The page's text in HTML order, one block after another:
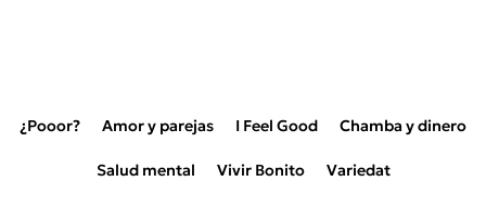
¿Pooor? Amor y parejas I Feel Good Chamba y dinero
Salud mental Vivir Bonito Variedat